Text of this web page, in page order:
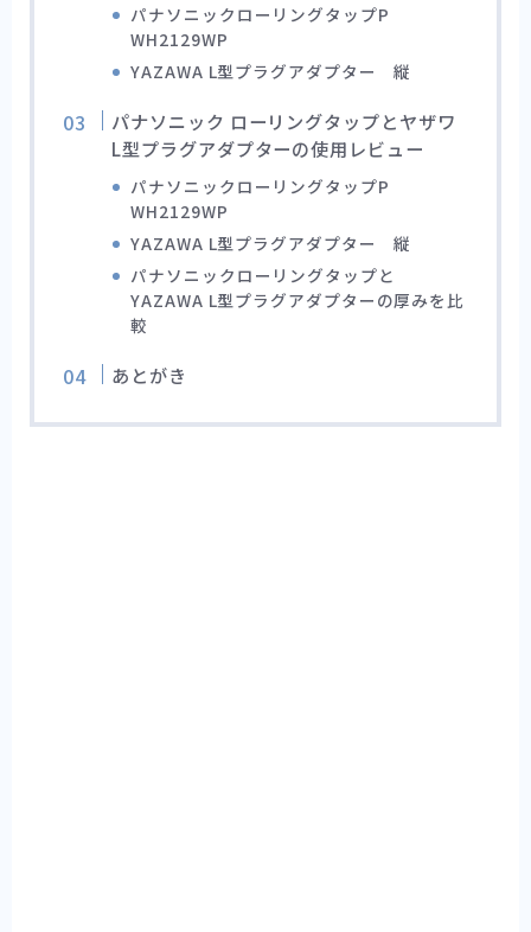
パナソニックローリングタップP
WH2129WP
YAZAWA L型プラグアダプター 縦
パナソニック ローリングタップとヤザワ
L型プラグアダプターの使用レビュー
パナソニックローリングタップP
WH2129WP
YAZAWA L型プラグアダプター 縦
パナソニックローリングタップと
YAZAWA L型プラグアダプターの厚みを比
較
あとがき